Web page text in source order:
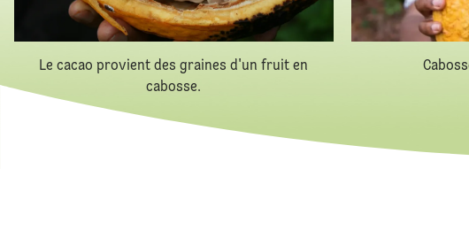
Le cacao provient des graines d'un fruit en
cabosse.